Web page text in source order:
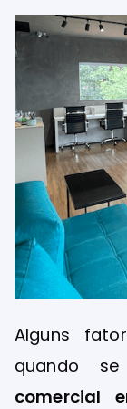
Alguns
quando
comercial